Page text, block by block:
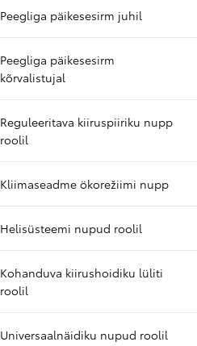
Peegliga päikesesirm juhil
Peegliga päikesesirm
kõrvalistujal
Reguleeritava kiiruspiiriku nupp
roolil
Kliimaseadme ökorežiimi nupp
Helisüsteemi nupud roolil
Kohanduva kiirushoidiku lüliti
roolil
Universaalnäidiku nupud roolil